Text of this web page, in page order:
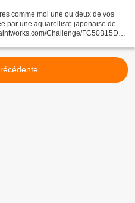
comme moi une ou deux de vos
par une aquarelliste japonaise de
Challenge/FC50B15D-